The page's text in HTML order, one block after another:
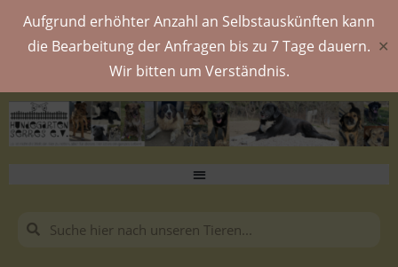
Aufgrund erhöhter Anzahl an Selbstauskünften kann
die Bearbeitung der Anfragen bis zu 7 Tage dauern.
Wir bitten um Verständnis.
✕